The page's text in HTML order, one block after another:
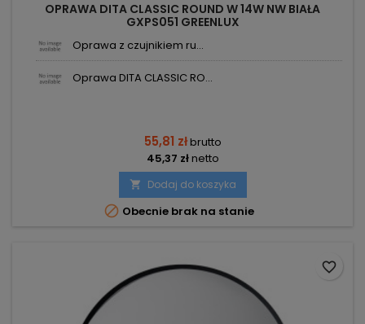
OPRAWA DITA CLASSIC ROUND W 14W NW BIAŁA
GXPS051 GREENLUX
Oprawa z czujnikiem ru...
Oprawa DITA CLASSIC RO...
55,81 złbrutto
45,37 złnetto
 Dodaj do koszyka
 Obecnie brak na stanie
favorite_border